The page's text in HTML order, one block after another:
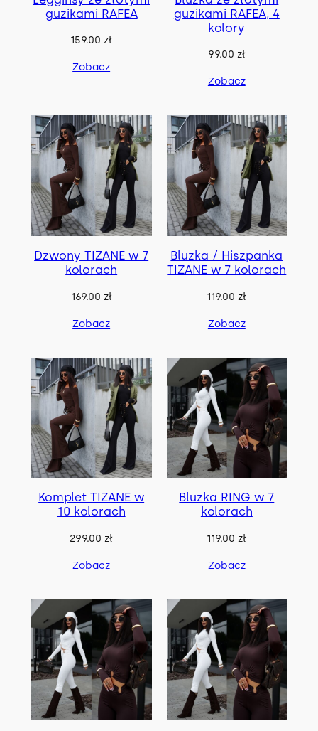
guzikami RAFEA
159.00zł
Zobacz
guzikami RAFEA, 4
kolory
99.00 zł
Zobacz
Dzwony TIZANE w 7
kolorach
169.00 zł
Zobacz
Bluzka / Hiszpanka
TIZANE w 7 kolorach
119.00 zł
Zobacz
Komplet TIZANE w
10 kolorach
299.00zł
Zobacz
Bluzka RING w 7
kolorach
119.00zł
Zobacz